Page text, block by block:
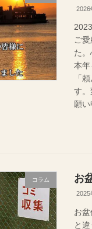
2026
ご
た。
本年
「
す。
願い
コラム お
2025
お
と